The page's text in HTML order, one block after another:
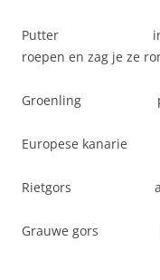
Putter in
roepen en zag je ze
Groenling
Europese kanarie
Rietgors
Grauwe gors 1x 2